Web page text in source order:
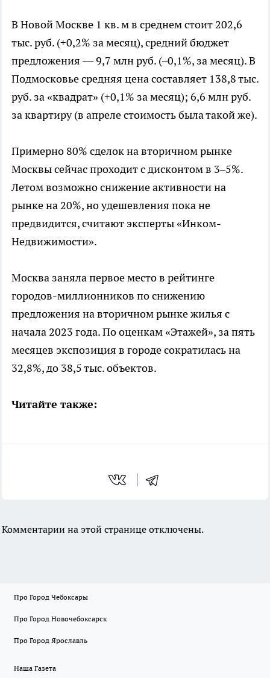
В Новой Москве 1 кв. м в среднем стоит 202,6
тыс. руб. (+0,2% за месяц), средний бюджет
предложения — 9,7 млн руб. (–0,1%, за месяц). В
Подмосковье средняя цена составляет 138,8 тыс.
руб. за «квадрат» (+0,1% за месяц); 6,6 млн руб.
за квартиру (в апреле стоимость была такой же).
Примерно 80% сделок на вторичном рынке
Москвы сейчас проходит с дисконтом в 3–5%.
Летом возможно снижение активности на
рынке на 20%, но удешевления пока не
предвидится, считают эксперты «Инком-
Недвижимости».
Москва заняла первое место в рейтинге
городов-миллионников по снижению
предложения на вторичном рынке жилья с
начала 2023 года. По оценкам «Этажей», за пять
месяцев экспозиция в городе сократилась на
32,8%, до 38,5 тыс. объектов.
Читайте также:
Комментарии на этой странице отключены.
Про Город Чебоксары
Про Город Новочебоксарск
Про Город Ярославль
Наша Газета